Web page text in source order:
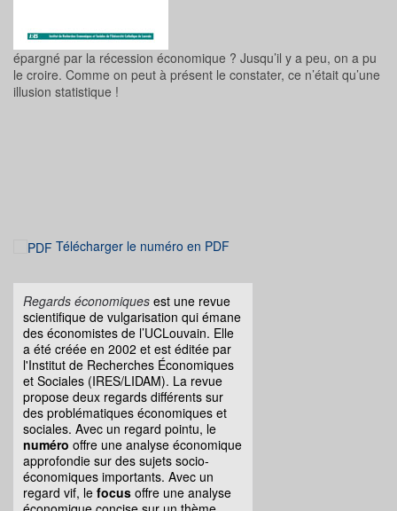
épargné par la récession économique ? Jusqu’il y a peu, on a pu
le croire. Comme on peut à présent le constater, ce n’était qu’une
illusion statistique !
Télécharger le numéro en PDF
Regards économiques est une revue
scientifique de vulgarisation qui émane
des économistes de l’UCLouvain. Elle
a été créée en 2002 et est éditée par
l'Institut de Recherches Économiques
et Sociales (IRES/LIDAM). La revue
propose deux regards différents sur
des problématiques économiques et
sociales. Avec un regard pointu, le
numéro offre une analyse économique
approfondie sur des sujets socio-
économiques importants. Avec un
regard vif, le focus offre une analyse